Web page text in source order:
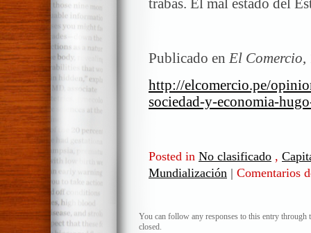
trabas. El mal estado del
Publicado en El Comercio,
http://elcomercio.pe/
sociedad-y-economia-
Posted in No clasificado ,
Mundialización | Comentarios
You can follow any responses to this entry through
closed.